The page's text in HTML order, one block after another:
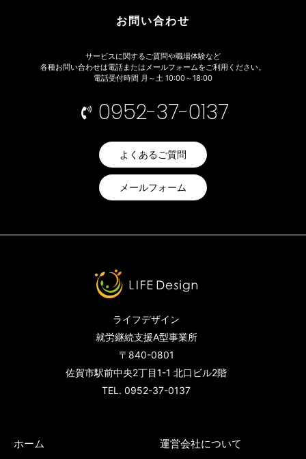
お問い合わせ
サービスに関するご質問や職場体験など
各種お問い合わせは電話またはメールフォームをご利用ください。
電話受付時間 月～土 10:00～18:00
0952-37-0137
よくあるご質問
メールフォーム
ライフデザイン
就労継続支援A型事業所
〒840-0801
佐賀市駅前中央2丁目1-1 北口ビル2階
TEL. 0952-37-0137
ホーム 運営会社について